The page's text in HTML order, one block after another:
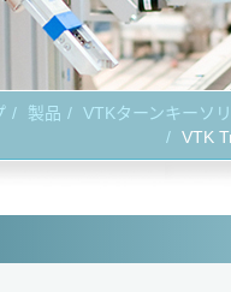
製品
VTKターンキーソ
VTK